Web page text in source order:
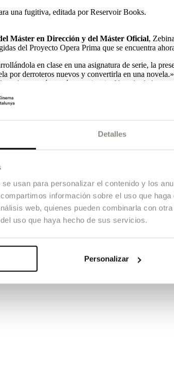
Detalles
usan para personalizar el contenido y los
información sobre el uso que
web, quienes pueden combinarla con
uso que haya hecho de sus servicios.
Personalizar
una fugitiva, editada por Reservoir Books.
Máster en Dirección y del Máster Oficial,
del Proyecto Opera Prima que se encuentra
en clase en una asignatura de serie, la
por derroteros nuevos y convertirla en una
cada vez más y más experiencia. No solo de los
aquellos fallidos que te enseñaban cuál no era el
de Barcelona más importante del sector. Pero
y viendo truncada también una
a su pueblo natal, Villajúbilo de Polvadares,
sirva a Sara para reconectar con sus raíces y con
la gran ciudad.
personajes muy gamberros y con historias de
desaforado.